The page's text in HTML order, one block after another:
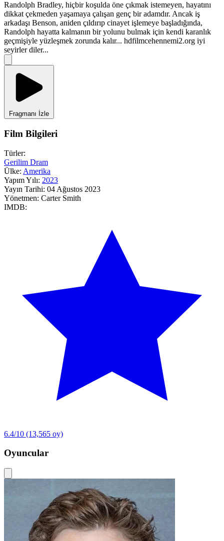
Randolph Bradley, hiçbir koşulda öne çıkmak istemeyen, hayatını
dikkat çekmeden yaşamaya çalışan genç bir adamdır. Ancak iş
arkadaşı Benson, aniden çıldırıp cinayet işlemeye başladığında,
Randolph hayatta kalmanın bir yolunu bulmak için kendi karanlık
geçmişiyle yüzleşmek zorunda kalır... hdfilmcehennemi2.org iyi
seyirler diler...
Fragmanı İzle
Film Bilgileri
Türler:
Gerilim Dram
Ülke: Amerika
Yapım Yılı: 2023
Yayın Tarihi: 04 Ağustos 2023
Yönetmen: Carter Smith
IMDB:
6.4/10 (13,565 oy)
Oyuncular